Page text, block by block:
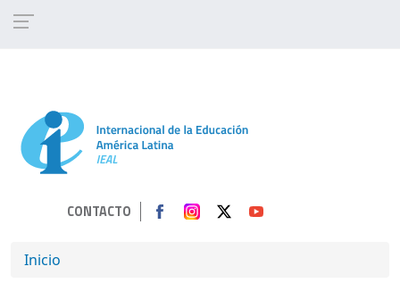
CONTACTO
SOBRESCRIBIR ENLACES DE AYUDA A
Inicio